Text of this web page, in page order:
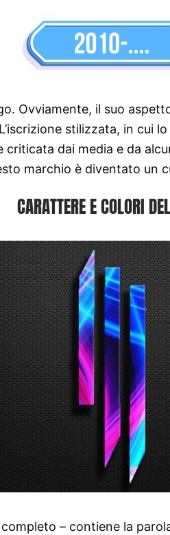
Ovviamente, il suo
stilizzata, in cui
dai media e da
marchio è diventato un
CARATTERE E COLORI
– contiene la